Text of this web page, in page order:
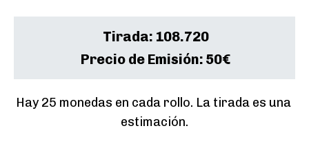
Tirada: 108.720
Precio de Emisión: 50€
Hay 25 monedas en cada rollo. La tirada es una
estimación.